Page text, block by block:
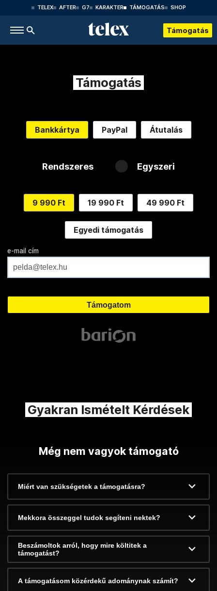
TELEX AFTER G7 KARAKTER TÁMOGATÁS SHOP
Támogatás
Támogatás
Bankkártya PayPal Átutalás
Rendszeres Egyszeri
9 990 Ft 19 990 Ft 49 990 Ft
Egyedi támogatás
e-mail cím
Gyakran Ismételt Kérdések
Még nem vagyok támogató
Miért van szükségetek a támogatásra?
Mekkora összeggel tudok segíteni nektek?
Beszámoltok arról, hogy mire költitek a
támogatást?
A támogatásom közérdekű adománynak számít?